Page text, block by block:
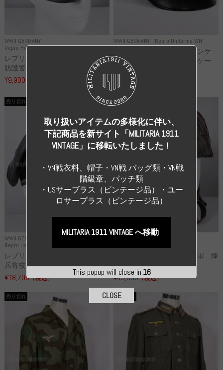
WWII GERMANY
Repro Hat and Cap Police and other
レプリカ ドイツ秩序警察 都市
防護警察 クラッシュキャップ...
¥9,900
WWII GERMANY Repro Uniforms WH
レプリカ ミヒャエル・ヤンケ
製 国家元帥 ヘルマン・ゲー
¥55,000
WWII GERMANY
Repro Hat and Cap SS and WSS
売り切れ
レプリカ 武装親衛隊 WSS 歩
兵将校 クラッシュキャップ ...
¥18,700（税込）
WWII GERMANY
売り切れ
高品質レプリカ ドイツ空軍 降
下猟兵 ヘルメット
¥49,800（税込）
売り切れ 売り切れ
This popup will close in:14
取り扱いアイテムの多様化に伴い、
下記商品を新サイト「MILITARIA 1911
VINTAGE」に移転いたしました！
・VN戦衣料、帽子・VN戦 バッグ類・VN戦
階級章、パッチ類
・USサーブラス（ビンテージ品）・ユー
ロサープラス（ビンテージ品）
MILITARIA 1911 VINTAGE へ移動
CLOSE